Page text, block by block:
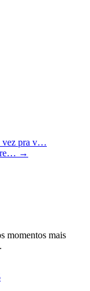
vez pra v…
→
momentos mais